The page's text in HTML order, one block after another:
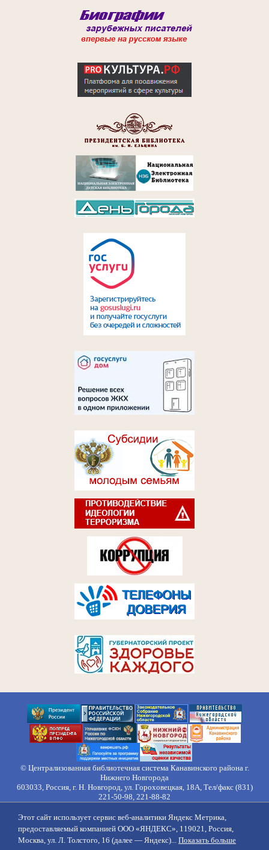
© Централизованная библиотечная система Канавинского района г.
Нижнего Новгорода
603033, Россия, г. Н. Новгород, ул. Гороховецкая, 18А, Тел/факс (831)
221-50-98, 221-88-82
Противодействие коррупции
Противодействие
идеологии терроризма
Напишите нам
Этот сайт использует сервис веб-аналитики Яндекс Метрика,
предоставляемый компанией ООО «ЯНДЕКС», 119021, Россия,
Москва, ул. Л. Толстого, 16 (далее — Яндекс)... Показать больше